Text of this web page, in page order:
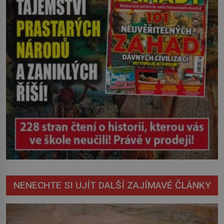
vychází najevo. Víme ale […]
NENECHTE SI UJÍT DALŠÍ ZAJÍMAVÉ ČLÁNKY